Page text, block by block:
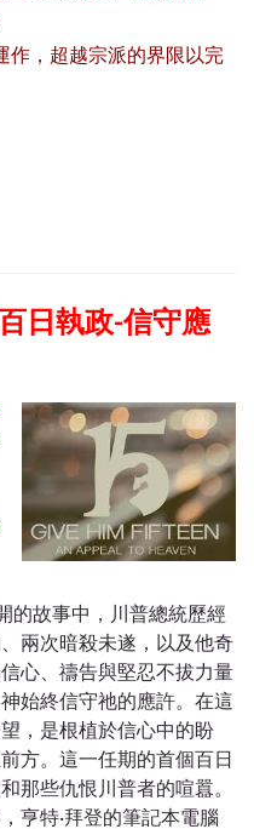
作，超越宗派的界限以完
日執政-信守應
的故事中，川普總統歷經
兩次暗殺未遂，以及他奇
心、禱告與堅忍不拔力量
始終信守祂的應許。在這
，是根植於信心中的盼
方。這一任期的首個百日
那些仇恨川普者的喧囂。
亨特·拜登的筆記本電腦